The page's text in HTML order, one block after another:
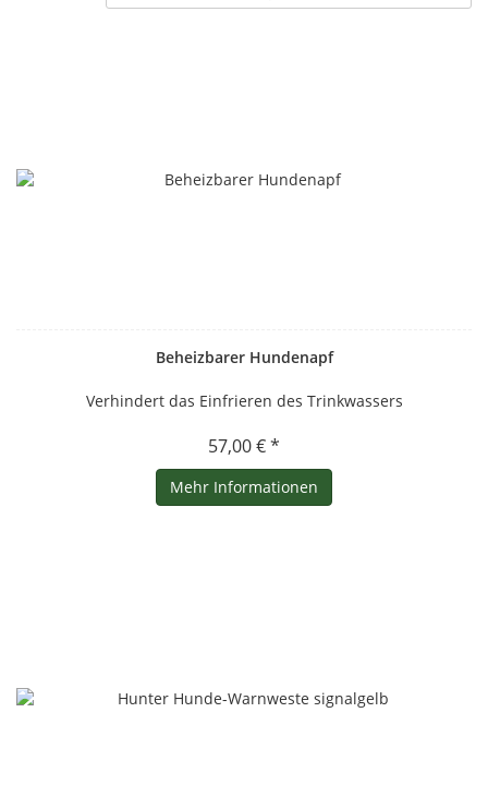
Beheizbarer Hundenapf
Verhindert das Einfrieren des Trinkwassers
57,00 € *
Mehr Informationen